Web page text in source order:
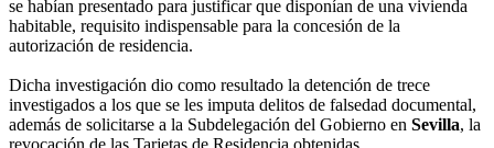
se habían presentado para justificar que disponían de una vivienda
habitable, requisito indispensable para la concesión de la
autorización de residencia.
Dicha investigación dio como resultado la detención de trece
investigados a los que se les imputa delitos de falsedad documental,
además de solicitarse a la Subdelegación del Gobierno en Sevilla, la
revocación de las Tarjetas de Residencia obtenidas